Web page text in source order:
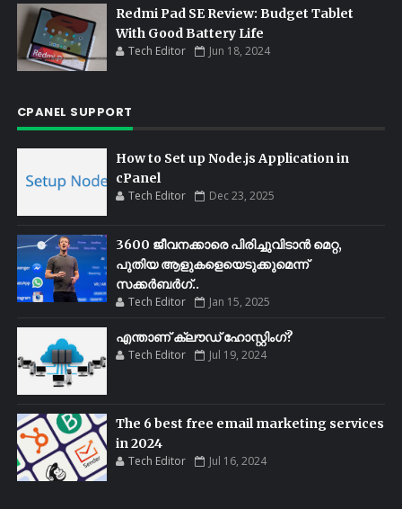
Redmi Pad SE Review: Budget Tablet
With Good Battery Life
Tech Editor Jun 18, 2024
CPANEL SUPPORT
How to Set up Node.js Application in
cPanel
Tech Editor Dec 23, 2025
3600 ജീവനക്കാരെ പിരിച്ചുവിടാൻ മെറ്റ,
പുതിയ ആളുകളെയെടുക്കുമെന്ന്
സക്കർബർഗ്..
Tech Editor Jan 15, 2025
എന്താണ് ക്ലൗഡ് ഹോസ്റ്റിംഗ്?
Tech Editor Jul 19, 2024
The 6 best free email marketing services
in 2024
Tech Editor Jul 16, 2024